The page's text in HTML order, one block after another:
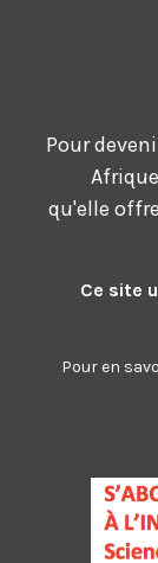
Pour
qu'elle
Ce site
Pour en